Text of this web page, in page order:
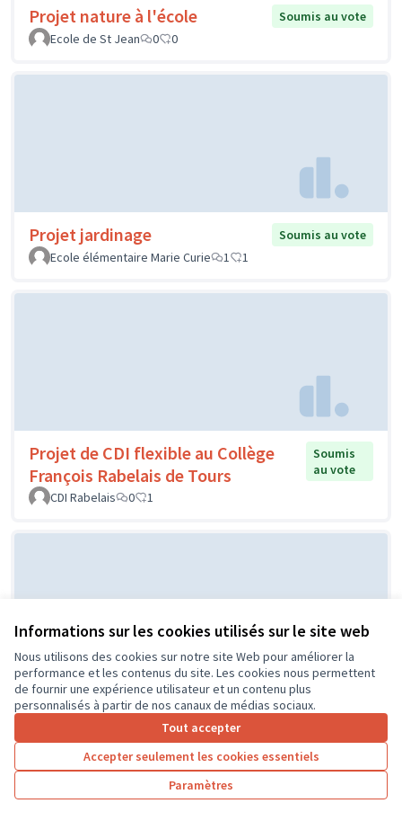
Informations sur les cookies utilisés sur le site web
Nous utilisons des cookies sur notre site Web pour améliorer la
performance et les contenus du site. Les cookies nous permettent
de fournir une expérience utilisateur et un contenu plus
personnalisés à partir de nos canaux de médias sociaux.
Tout accepter
Accepter seulement les cookies essentiels
Paramètres
Projet nature à l'école
Soumis au vote
Ecole de St Jean
0 0
Projet jardinage
Soumis au vote
Ecole élémentaire Marie Curie
1 1
Projet de CDI flexible au Collège
François Rabelais de Tours
Soumis
au vote
CDI Rabelais
0 1
Projet d'un city stade par le CME
de l'Île Bouchard
Soumis au
vote